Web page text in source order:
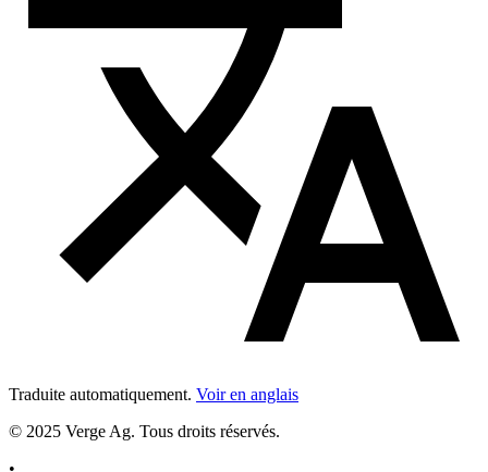
Traduite automatiquement. Voir en anglais
© 2025 Verge Ag. Tous droits réservés.
•